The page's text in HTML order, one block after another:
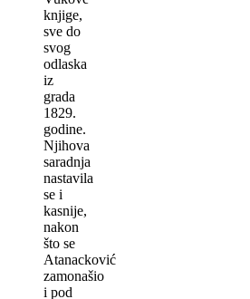
knjige,
sve do
svog
odlaska
iz
grada
1829.
godine.
Nјihova
saradnja
nastavila
se i
kasnije,
nakon
što se
Atanacković
zamonašio
i pod